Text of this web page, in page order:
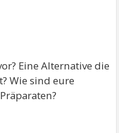
Eine Alternative die
Wie sind eure